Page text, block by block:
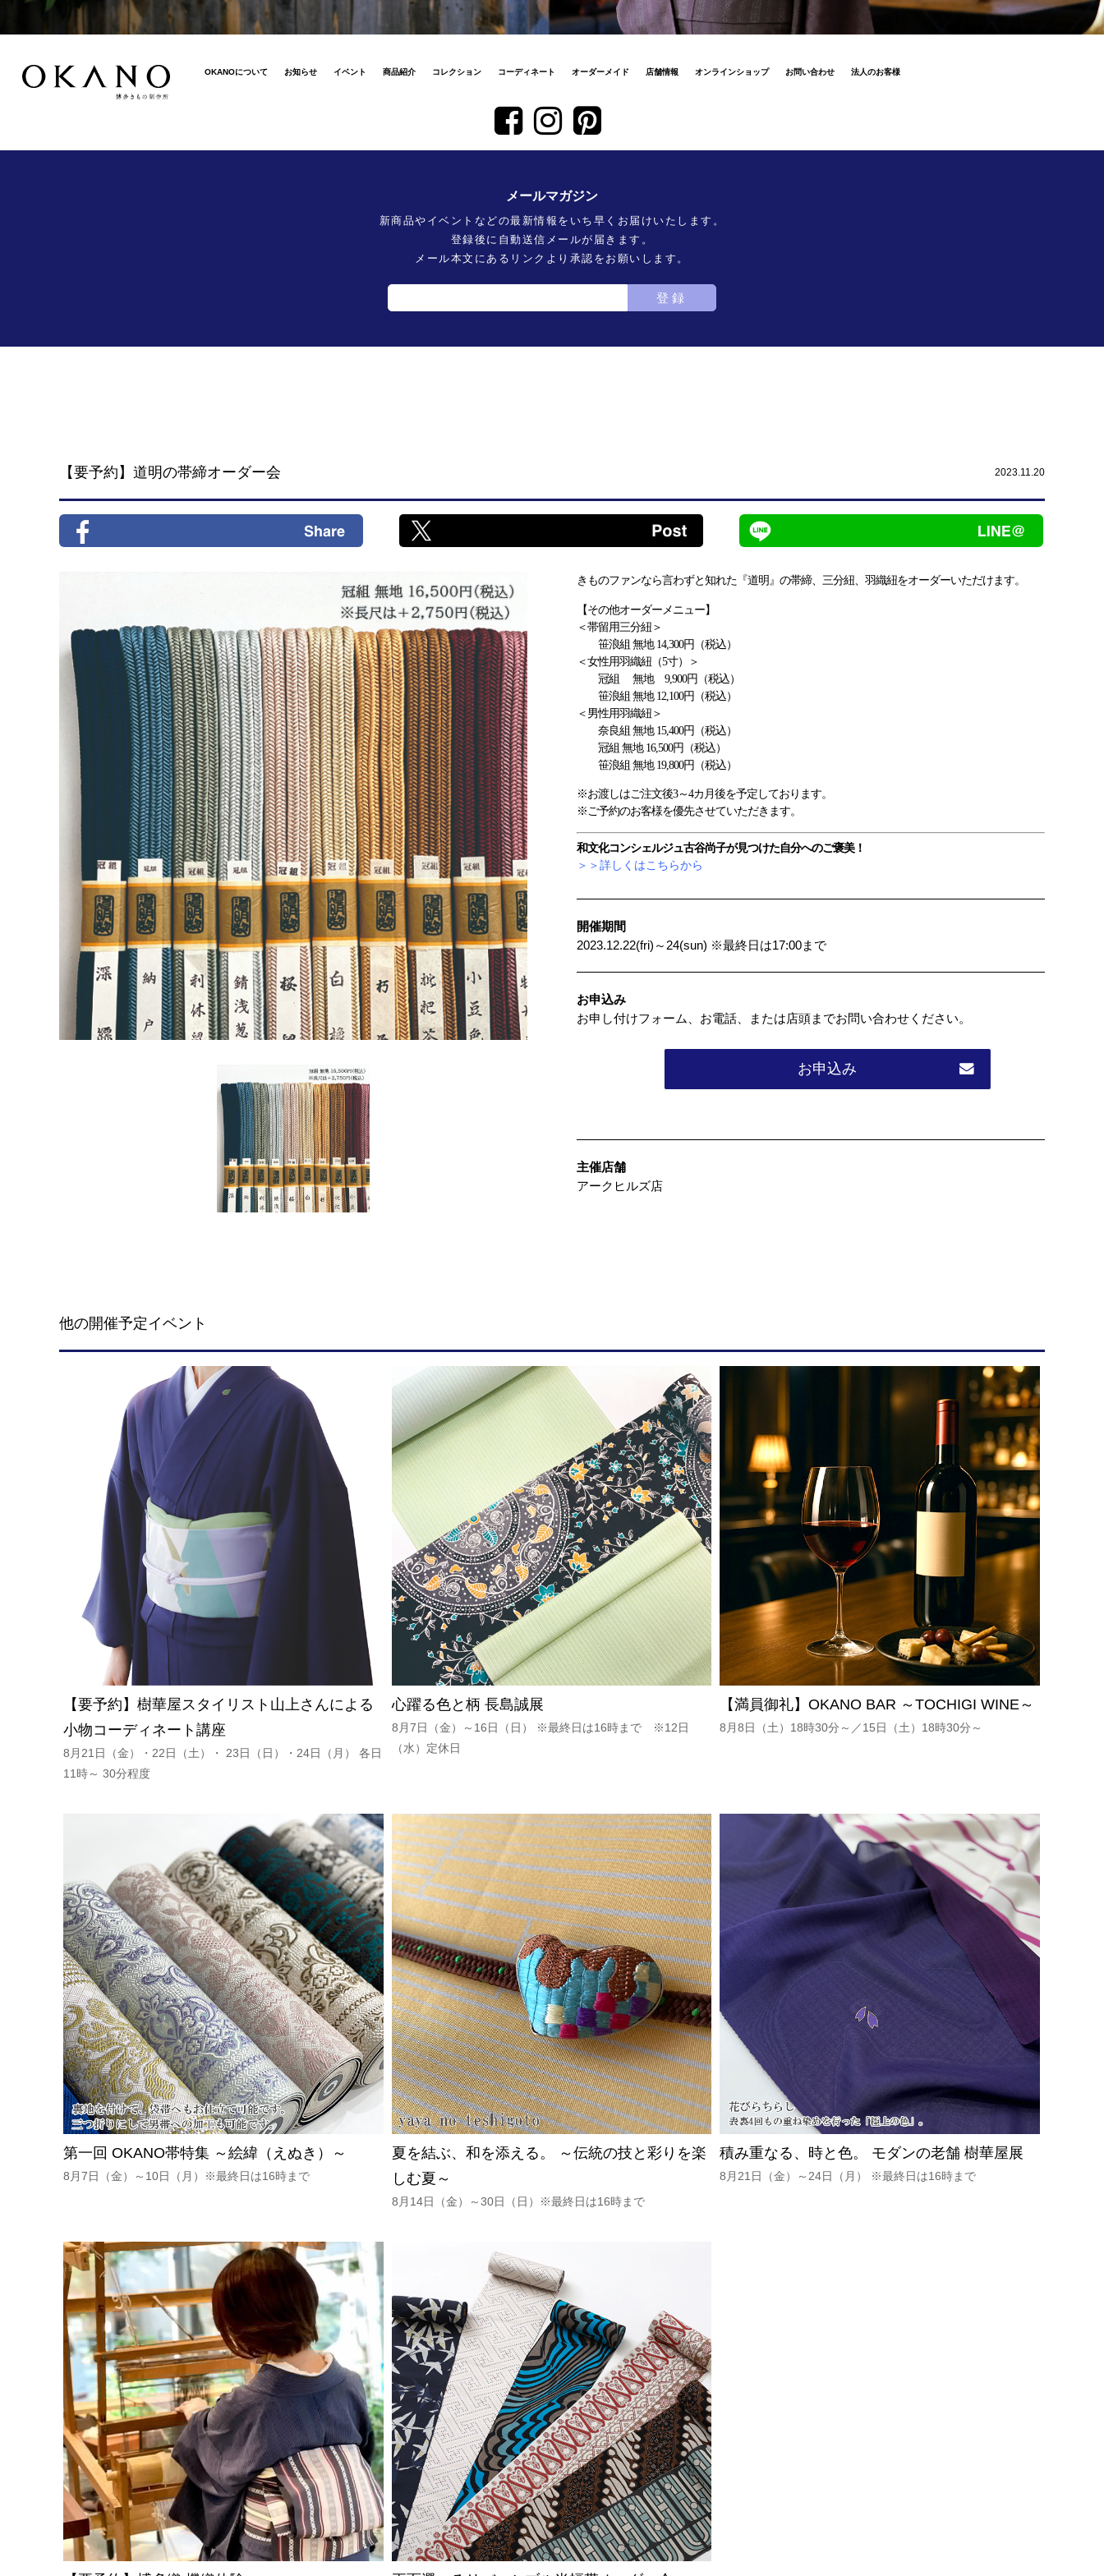
OKANOについて お知らせ イベント 商品紹介 コレクション コーディネート オーダーメイド 店舗情報 オンラインショップ お問い合わせ 法人のお客様
メールマガジン
新商品やイベントなどの最新情報をいち早くお届けいたします。
登録後に自動送信メールが届きます。
メール本文にあるリンクより承認をお願いします。
登録
【要予約】道明の帯締オーダー会 2023.11.20
きものファンなら言わずと知れた『道明』の帯締、三分紐、羽織紐をオーダーいただけます。
【その他オーダーメニュー】
＜帯留用三分紐＞
笹浪組 無地 14,300円（税込）
＜女性用羽織紐（5寸）＞
冠組 無地 9,900円（税込）
笹浪組 無地 12,100円（税込）
＜男性用羽織紐＞
奈良組 無地 15,400円（税込）
冠組 無地 16,500円（税込）
笹浪組 無地 19,800円（税込）
※お渡しはご注文後3～4カ月後を予定しております。
※ご予約のお客様を優先させていただきます。
和文化コンシェルジュ古谷尚子が見つけた自分へのご褒美！
＞＞詳しくはこちらから
開催期間
2023.12.22(fri)～24(sun) ※最終日は17:00まで
お申込み
お申し付けフォーム、お電話、または店頭までお問い合わせください。
お申込み
主催店舗
アークヒルズ店
他の開催予定イベント
【要予約】樹華屋スタイリスト山上さんによる
小物コーディネート講座
8月21日（金）・22日（土）・ 23日（日）・24日（月） 各日
11時～ 30分程度
心躍る色と柄 長島誠展
8月7日（金）～16日（日） ※最終日は16時まで ※12日
（水）定休日
【満員御礼】OKANO BAR ～TOCHIGI WINE～
8月8日（土）18時30分～／15日（土）18時30分～
第一回 OKANO帯特集 ～絵緯（えぬき）～
8月7日（金）～10日（月）※最終日は16時まで
夏を結ぶ、和を添える。 ～伝統の技と彩りを楽
しむ夏～
8月14日（金）～30日（日）※最終日は16時まで
積み重なる、時と色。 モダンの老舗 樹華屋展
8月21日（金）～24日（月） ※最終日は16時まで